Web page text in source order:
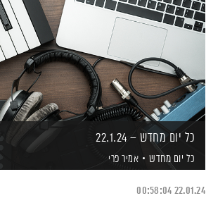
כל יום מחדש – 22.1.24
כל יום מחדש אמיר פרי
22.01.24
00:58:04